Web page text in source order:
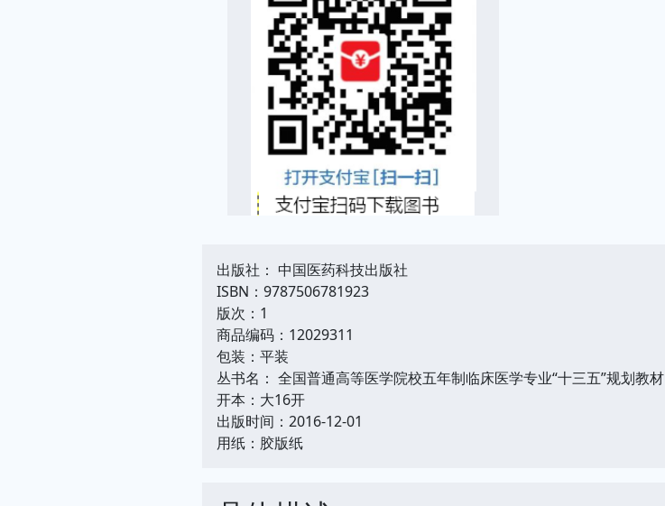
出版社： 中国医药科技出版社
ISBN：9787506781923
版次：1
商品编码：12029311
包装：平装
丛书名： 全国普通高等医学院校五年制临床医学专业“十三五”规划教材
开本：大16开
出版时间：2016-12-01
用纸：胶版纸